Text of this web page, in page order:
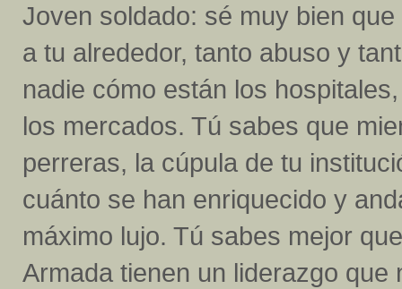
Joven soldado: sé muy bien
a tu alrededor, tanto abuso y
nadie cómo están los
los mercados. Tú sabes que
perreras, la cúpula de tu
cuánto se han enriquecido y
máximo lujo. Tú sabes mejor
Armada tienen un liderazgo